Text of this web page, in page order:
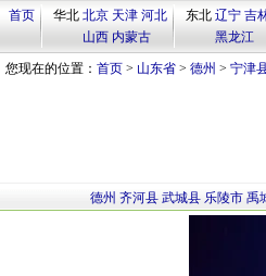
首页 华北 北京 天津 河北
山西 内蒙古
东北 辽宁 吉
黑龙江
您现在的位置： 首页 > 山东省 > 德州 > 宁津
德州 齐河县 武城县 乐陵市 禹